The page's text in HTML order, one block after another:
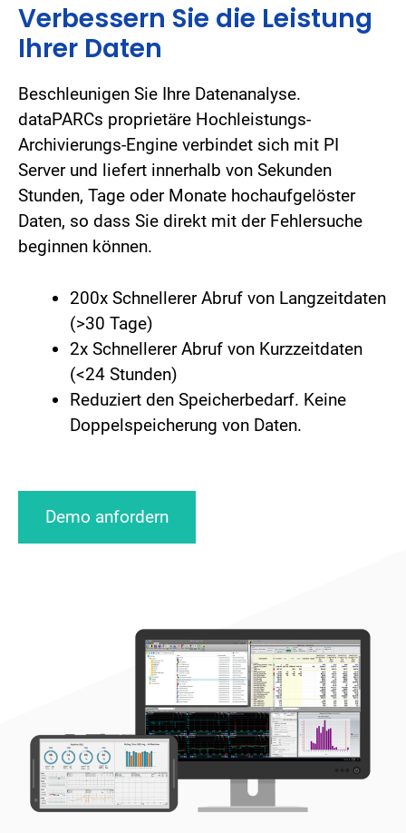
Verbessern Sie die Leistung
Ihrer Daten
Beschleunigen Sie Ihre Datenanalyse.
dataPARCs proprietäre Hochleistungs-
Archivierungs-Engine verbindet sich mit PI
Server und liefert innerhalb von Sekunden
Stunden, Tage oder Monate hochaufgelöster
Daten, so dass Sie direkt mit der Fehlersuche
beginnen können.
200x Schnellerer Abruf von Langzeitdaten
(>30 Tage)
2x Schnellerer Abruf von Kurzzeitdaten
(<24 Stunden)
Reduziert den Speicherbedarf. Keine
Doppelspeicherung von Daten.
Demo anfordern